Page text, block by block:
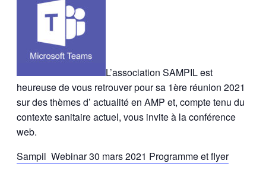
L’association SAMPIL est
heureuse de vous retrouver pour sa 1ère réunion 2021
sur des thèmes d’ actualité en AMP et, compte tenu du
contexte sanitaire actuel, vous invite à la conférence
web.
Sampil Webinar 30 mars 2021 Programme et flyer